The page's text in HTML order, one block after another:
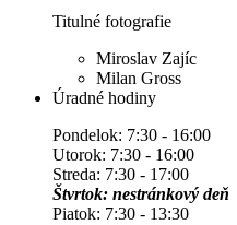
Titulné fotografie
Miroslav Zajíc
Milan Gross
Úradné hodiny
Pondelok: 7:30 - 16:00
Utorok: 7:30 - 16:00
Streda: 7:30 - 17:00
Štvrtok: nestránkový deň
Piatok: 7:30 - 13:30